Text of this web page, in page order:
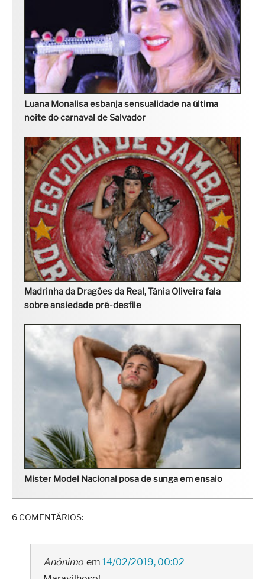
Luana Monalisa esbanja sensualidade na última
noite do carnaval de Salvador
Madrinha da Dragões da Real, Tânia Oliveira fala
sobre ansiedade pré-desfile
Mister Model Nacional posa de sunga em ensaio
6 COMENTÁRIOS:
Anônimo
14/02/2019, 00:02